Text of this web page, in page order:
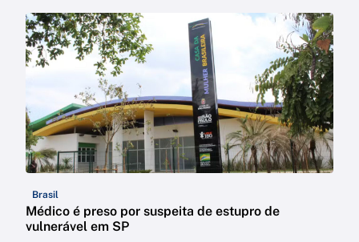
Brasil
Médico é preso por suspeita de estupro de
vulnerável em SP